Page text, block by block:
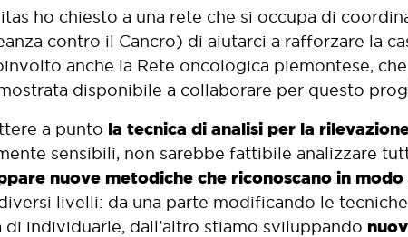
ho chiesto a una rete che si occupa di
contro il Cancro) di aiutarci a rafforzare la
anche la Rete oncologica piemontese,
disponibile a collaborare per questo
a punto la tecnica di analisi per la
sensibili, non sarebbe fattibile analizzare
nuove metodiche che riconoscano in
livelli: da una parte modificando le
individuarle, dall’altro stiamo sviluppando